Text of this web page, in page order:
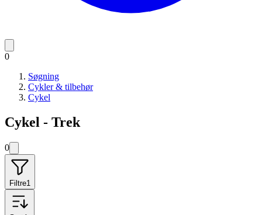
0
Søgning
Cykler & tilbehør
Cykel
Cykel - Trek
0
Filtre1